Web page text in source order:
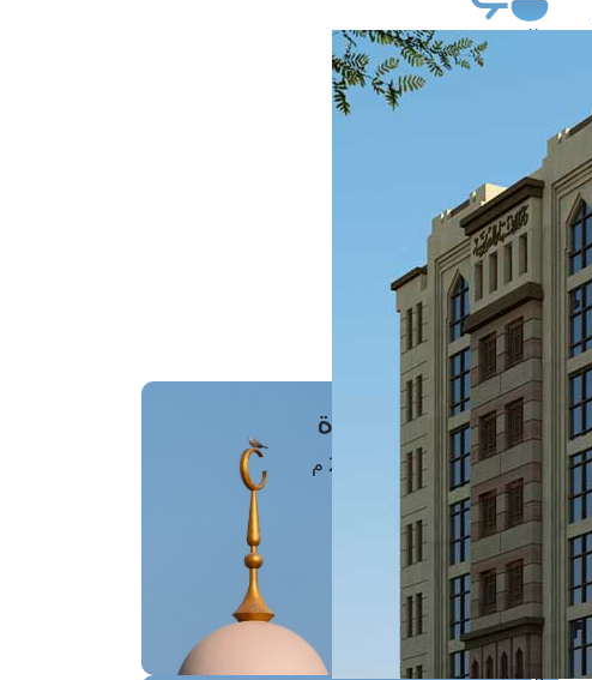
طلب فتوى
استعلام عن فتوى
حجز موعد
الفتوى الهاتفية
مَواقِيتُ الصَّـــلاة
القاهرة · 07 أغسطس 2026 م
الفجر
4 :41
الشروق
6 :17
الظهر